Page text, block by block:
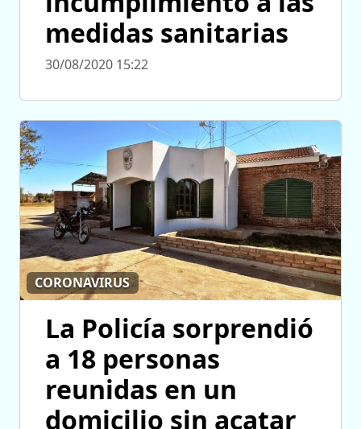
medidas sanitarias
30/08/2020 15:22
CORONAVIRUS
La Policía sorprendió
a 18 personas
reunidas en un
domicilio sin acatar